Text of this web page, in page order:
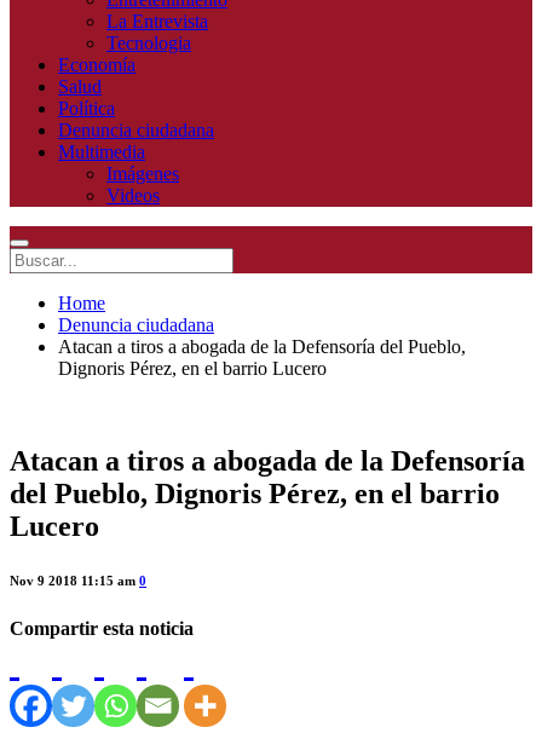
La Entrevista
Tecnologia
Economía
Salud
Política
Denuncia ciudadana
Multimedia
Imágenes
Videos
Home
Denuncia ciudadana
Atacan a tiros a abogada de la Defensoría del Pueblo,
Dignoris Pérez, en el barrio Lucero
Atacan a tiros a abogada de la Defensoría
del Pueblo, Dignoris Pérez, en el barrio
Lucero
Nov 9 2018 11:15 am 0
Compartir esta noticia